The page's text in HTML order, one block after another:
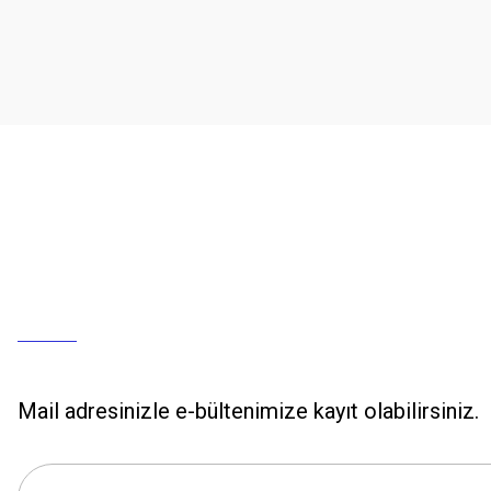
Mail adresinizle e-bültenimize kayıt olabilirsiniz.